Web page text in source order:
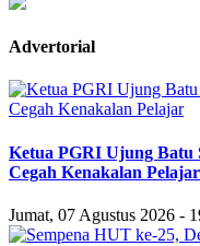
Advertorial
Ketua PGRI Ujung Batu
Cegah Kenakalan Pelajar
Jumat, 07 Agustus 2026 -